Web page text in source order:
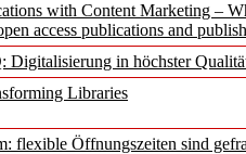
with Content Marketing –
access publications and
Digitalisierung in höchster
Libraries
flexible Öffnungszeiten sind